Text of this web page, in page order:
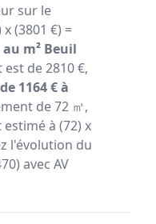
sur le
(3801 €) =
m² Beuil
de 2810 €,
1164 € à
de 72 ㎡,
à (72) x
l'évolution du
avec AV